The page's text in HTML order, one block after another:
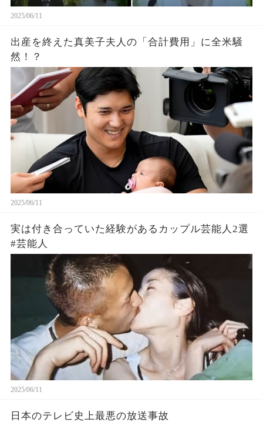
2025/06/11
出産を終えた真美子夫人の「合計費用」に全米騒
然！？
2025/06/11
実は付き合っていた経験があるカップル芸能人2選
#芸能人
2025/06/11
日本のテレビ史上最悪の放送事故